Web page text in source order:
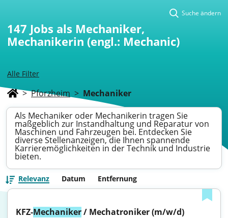
Alle Filter
Suche ändern
147 Jobs als Mechaniker,
Mechanikerin (engl.: Mechanic)
> Pforzheim > Mechaniker
Als Mechaniker oder Mechanikerin tragen Sie
maßgeblich zur Instandhaltung und Reparatur von
Maschinen und Fahrzeugen bei. Entdecken Sie
diverse Stellenanzeigen, die Ihnen spannende
Karrieremöglichkeiten in der Technik und Industrie
bieten.
Relevanz Datum Entfernung
KFZ-Mechaniker / Mechatroniker (m/w/d)